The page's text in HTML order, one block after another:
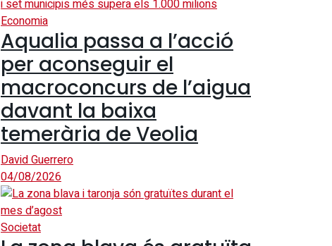
Economia
Aqualia passa a l’acció
per aconseguir el
macroconcurs de l’aigua
davant la baixa
temerària de Veolia
David Guerrero
04/08/2026
Societat